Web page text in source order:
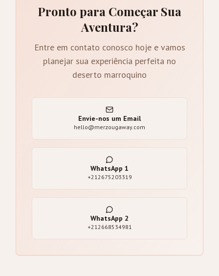
Pronto para Começar Sua
Aventura?
Entre em contato conosco hoje e vamos
planejar sua experiência perfeita no
deserto marroquino
Envie-nos um Email
hello@merzougaway.com
WhatsApp 1
+212675203319
WhatsApp 2
+212668534981